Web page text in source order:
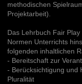
methodischen
Projektarbeit).
Das Lehrbuch Fair
Normen Unterrichts
folgenden inhaltlichen
- Bereitschaft zur
- Berücksichtigung und
Pluralität